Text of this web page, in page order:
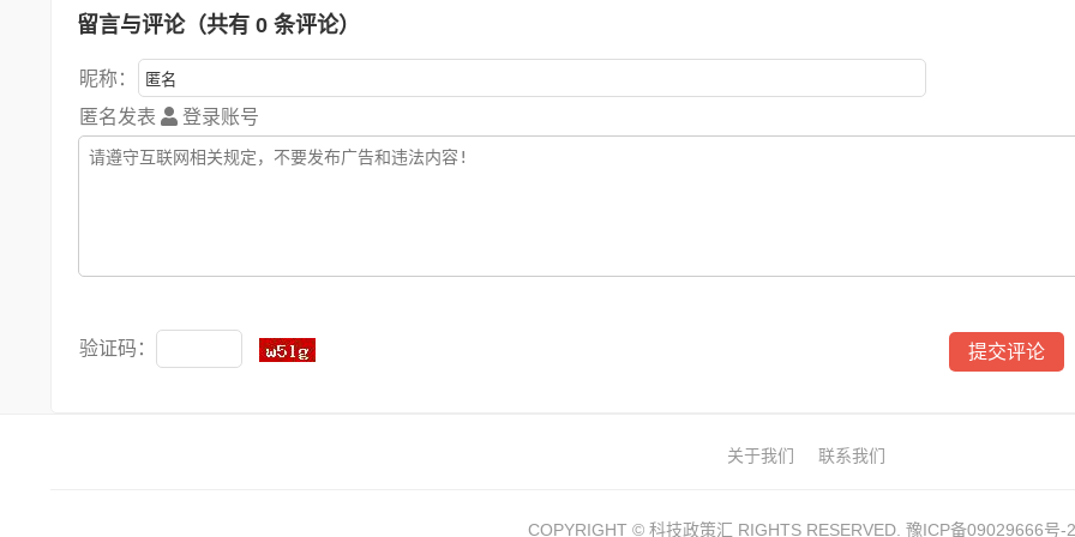
留言与评论（共有 0 条评论）
昵称：
匿名发表
登录账号
验证码：
关于我们 联系我们
COPYRIGHT © 科技政策汇 RIGHTS RESERVED. 豫ICP备09029666号-